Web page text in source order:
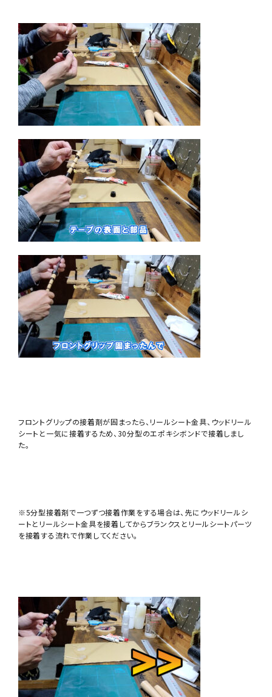
フロントグリップの接着剤が固まったら、リールシート金具、ウッドリール
シートと一気に接着するため、30分型のエポキシボンドで接着しまし
た。
※5分型接着剤で一つずつ接着作業をする場合は、先にウッドリールシ
ートとリールシート金具を接着してからブランクスとリールシートパーツ
を接着する流れで作業してください。